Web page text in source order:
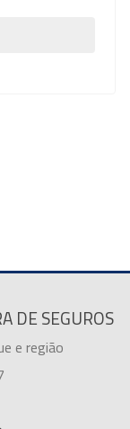
DE SEGUROS
e região